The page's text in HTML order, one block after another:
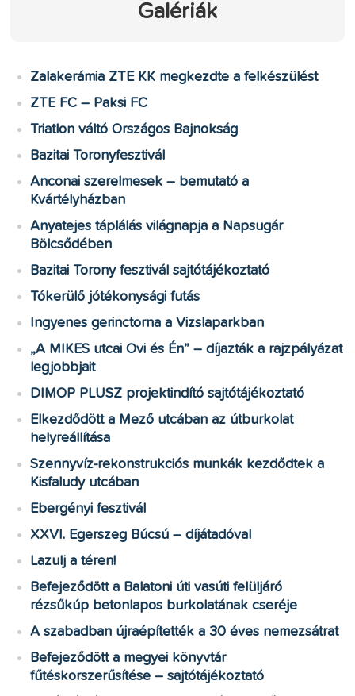
Galériák
Zalakerámia ZTE KK megkezdte a felkészülést
ZTE FC – Paksi FC
Triatlon váltó Országos Bajnokság
Bazitai Toronyfesztivál
Anconai szerelmesek – bemutató a
Kvártélyházban
Anyatejes táplálás világnapja a Napsugár
Bölcsődében
Bazitai Torony fesztivál sajtótájékoztató
Tókerülő jótékonysági futás
Ingyenes gerinctorna a Vizslaparkban
„A MIKES utcai Ovi és Én” – díjazták a rajzpályázat
legjobbjait
DIMOP PLUSZ projektindító sajtótájékoztató
Elkezdődött a Mező utcában az útburkolat
helyreállítása
Szennyvíz-rekonstrukciós munkák kezdődtek a
Kisfaludy utcában
Ebergényi fesztivál
XXVI. Egerszeg Búcsú – díjátadóval
Lazulj a téren!
Befejeződött a Balatoni úti vasúti felüljáró
rézsűkúp betonlapos burkolatának cseréje
A szabadban újraépítették a 30 éves nemezsátrat
Befejeződött a megyei könyvtár
fűtéskorszerűsítése – sajtótájékoztató